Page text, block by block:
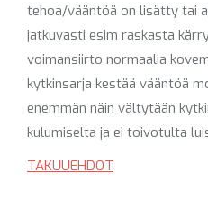
tehoa/vääntöä on lisätty tai
jatkuvasti esim raskasta
voimansiirto normaalia
kytkinsarja kestää vääntöä
enemmän näin vältytään
kulumiselta ja ei toivotulta
TAKUUEHDOT